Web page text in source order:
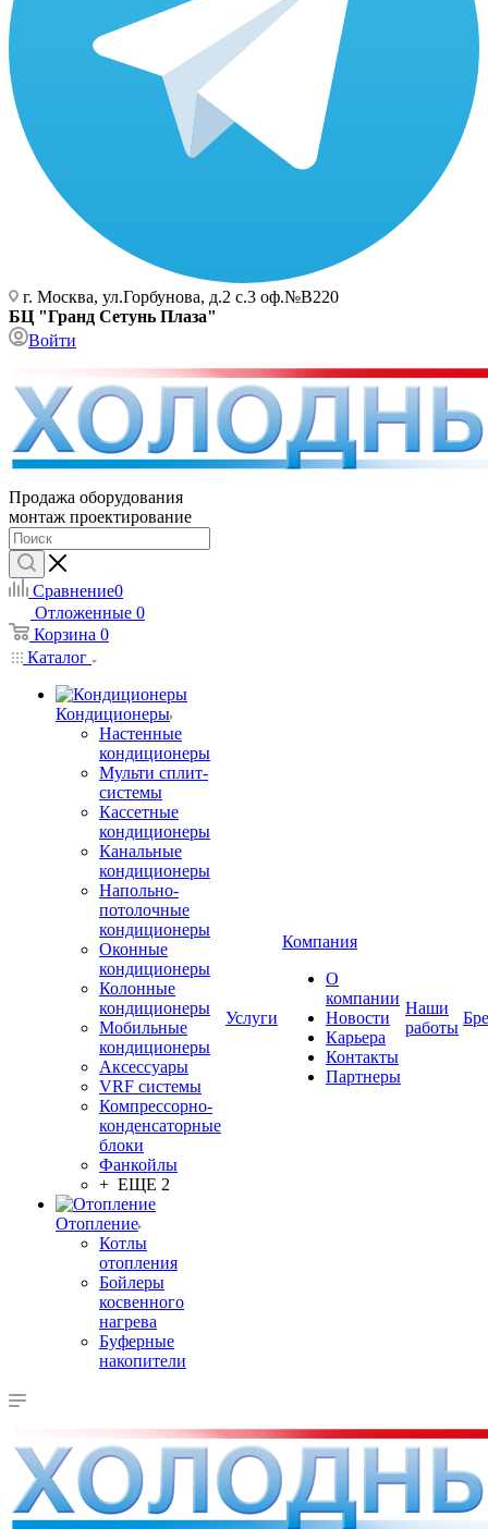
г. Москва, ул.Горбунова, д.2 с.3 оф.№В220
БЦ "Гранд Сетунь Плаза"
Войти
Продажа оборудования
монтаж проектирование
Сравнение0
Отложенные 0
Корзина 0
Каталог
Кондиционеры
Настенные
кондиционеры
Мульти сплит-
системы
Кассетные
кондиционеры
Канальные
кондиционеры
Напольно-
потолочные
кондиционеры
Оконные
кондиционеры
Колонные
кондиционеры
Мобильные
кондиционеры
Аксессуары
VRF системы
Компрессорно-
конденсаторные
блоки
Фанкойлы
+ ЕЩЕ 2
Отопление
Котлы
отопления
Бойлеры
косвенного
нагрева
Буферные
накопители
Услуги
Компания
О
компании
Новости
Карьера
Контакты
Партнеры
Наши
работы